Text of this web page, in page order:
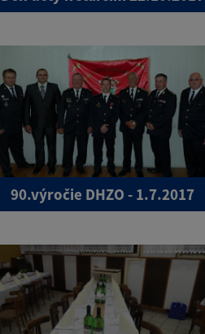
90.výročie DHZO - 1.7.2017